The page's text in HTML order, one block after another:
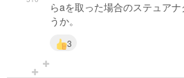
らaを取った場合のステュア
うか。
3